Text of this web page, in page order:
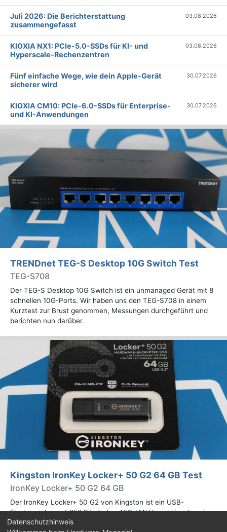
Juli 2026: Die Bericht­erstattung
zusammengefasst
03.08.2026
KIOXIA NX1: PCIe-5.0-SSDs für KI- und
Hyperscale-Rechenzentren
03.08.2026
Fünf einfache Wege, wie dein Apple-Gerät
sicherer wird
30.07.2026
KIOXIA CM10: PCIe-6.0-SSDs für Enterprise-
und KI-Anwendungen
30.07.2026
TRENDnet TEG-S Desktop 10G Switch Test
TEG-S708
Der TEG-S Desktop 10G Switch ist ein unmanaged Gerät mit 8
schnellen 10G-Ports. Wir haben uns den TEG-S708 in einem
Kurztest zur Brust genommen, Messungen durchgeführt und
berichten nun darüber.
Kingston IronKey Locker+ 50 G2 64 GB Test
IronKey Locker+ 50 G2 64 GB
Der IronKey Locker+ 50 G2 von Kingston ist ein USB-
Flashspeicher mit 256 Bit starker AES-HW-Verschlüsselung im
XTS-Modus. Wir haben das 64-GB-Modell im Praxistest
Datenschutzhinweis